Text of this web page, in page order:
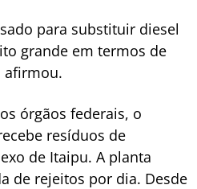
para substituir diesel
grande em termos de
afirmou.
órgãos federais, o
resíduos de
de Itaipu. A planta
de rejeitos por dia. Desde